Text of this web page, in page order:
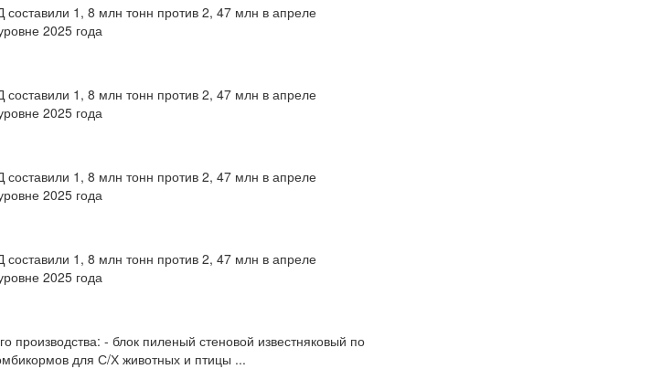
1, 8 млн тонн против 2, 47 млн в апреле
2025 года
1, 8 млн тонн против 2, 47 млн в апреле
2025 года
1, 8 млн тонн против 2, 47 млн в апреле
2025 года
1, 8 млн тонн против 2, 47 млн в апреле
2025 года
- блок пиленый стеновой известняковый по
для С/Х животных и птицы ...